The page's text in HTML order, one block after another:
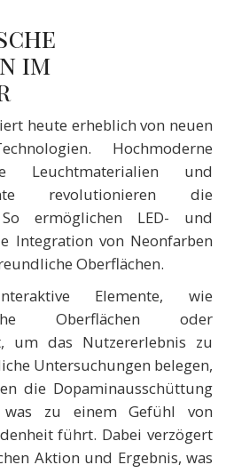
im
heute erheblich von neuen
Hochmoderne
Leuchtmaterialien und
revolutionieren die
ermöglichen LED- und
Integration von Neonfarben
Oberflächen.
Elemente, wie
Oberflächen oder
um das Nutzererlebnis zu
Untersuchungen belegen,
die Dopaminausschüttung
zu einem Gefühl von
führt. Dabei verzögert
Aktion und Ergebnis, was